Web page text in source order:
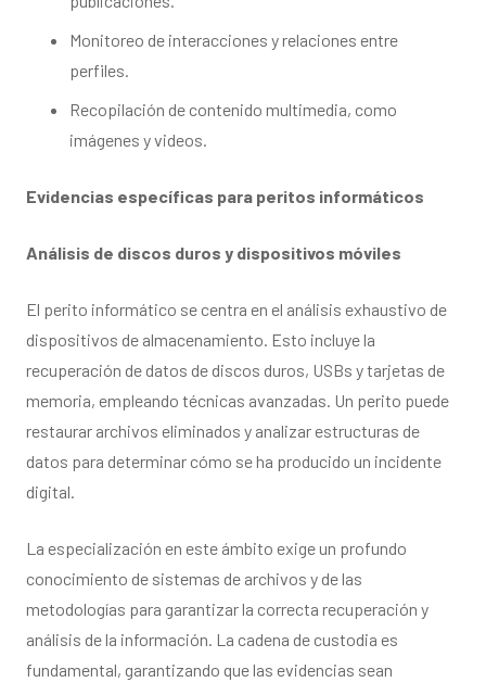
Monitoreo de interacciones y relaciones entre
perfiles.
Recopilación de contenido multimedia, como
imágenes y videos.
Evidencias específicas para peritos informáticos
Análisis de discos duros y dispositivos móviles
El perito informático se centra en el análisis exhaustivo de
dispositivos de almacenamiento. Esto incluye la
recuperación de datos de discos duros, USBs y tarjetas de
memoria, empleando técnicas avanzadas. Un perito puede
restaurar archivos eliminados y analizar estructuras de
datos para determinar cómo se ha producido un incidente
digital.
La especialización en este ámbito exige un profundo
conocimiento de sistemas de archivos y de las
metodologías para garantizar la correcta recuperación y
análisis de la información. La cadena de custodia es
fundamental, garantizando que las evidencias sean